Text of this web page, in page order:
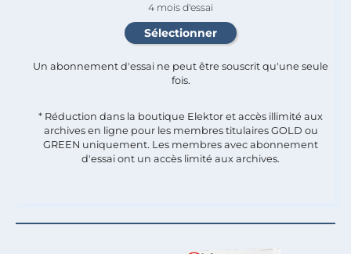
4 mois d'essai
Un abonnement d'essai ne peut être souscrit qu'une seule
fois.​
* Réduction dans la boutique Elektor et accès illimité aux
archives en ligne pour les membres titulaires GOLD ou
GREEN uniquement. Les membres avec abonnement
d'essai ont un accès limité aux archives.